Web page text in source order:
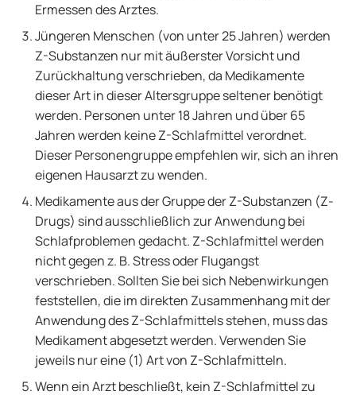
Ermessen des Arztes.
Jüngeren Menschen (von unter 25 Jahren) werden
Z-Substanzen nur mit äußerster Vorsicht und
Zurückhaltung verschrieben, da Medikamente
dieser Art in dieser Altersgruppe seltener benötigt
werden. Personen unter 18 Jahren und über 65
Jahren werden keine Z-Schlafmittel verordnet.
Dieser Personengruppe empfehlen wir, sich an ihren
eigenen Hausarzt zu wenden.
Medikamente aus der Gruppe der Z-Substanzen (Z-
Drugs) sind ausschließlich zur Anwendung bei
Schlafproblemen gedacht. Z-Schlafmittel werden
nicht gegen z. B. Stress oder Flugangst
verschrieben. Sollten Sie bei sich Nebenwirkungen
feststellen, die im direkten Zusammenhang mit der
Anwendung des Z-Schlafmittels stehen, muss das
Medikament abgesetzt werden. Verwenden Sie
jeweils nur eine (1) Art von Z-Schlafmitteln.
Wenn ein Arzt beschließt, kein Z-Schlafmittel zu